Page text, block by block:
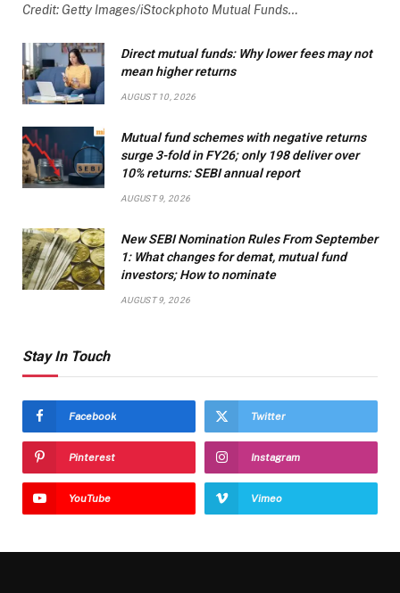
Credit: Getty Images/iStockphoto Mutual Funds…
Direct mutual funds: Why lower fees may not
mean higher returns
AUGUST 10, 2026
Mutual fund schemes with negative returns
surge 3-fold in FY26; only 198 deliver over
10% returns: SEBI annual report
AUGUST 9, 2026
New SEBI Nomination Rules From September
1: What changes for demat, mutual fund
investors; How to nominate
AUGUST 9, 2026
Stay In Touch
Facebook Twitter
Pinterest Instagram
YouTube Vimeo